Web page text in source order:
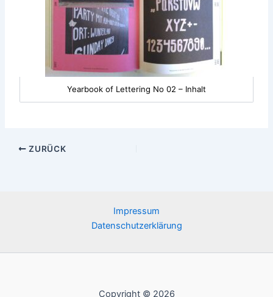
Yearbook of Lettering No 02 – Inhalt
ZURÜCK
Impressum
Datenschutzerklärung
Copyright © 2026